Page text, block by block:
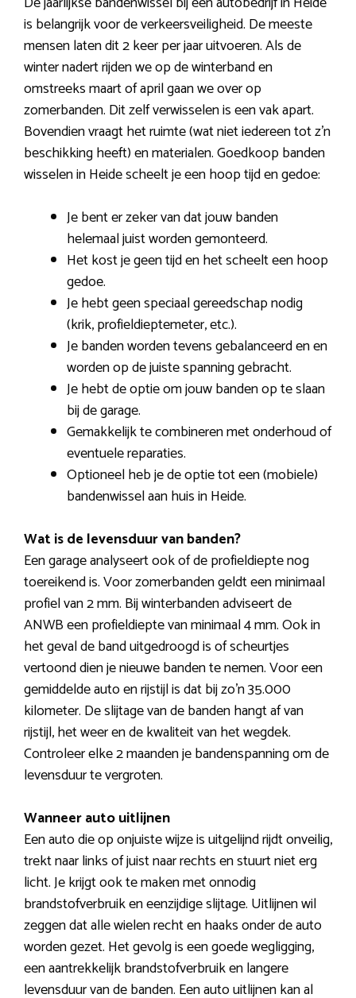
is belangrijk voor de verkeersveiligheid. De meeste
mensen laten dit 2 keer per jaar uitvoeren. Als de
winter nadert rijden we op de winterband en
omstreeks maart of april gaan we over op
zomerbanden. Dit zelf verwisselen is een vak apart.
Bovendien vraagt het ruimte (wat niet iedereen tot z’n
beschikking heeft) en materialen. Goedkoop banden
wisselen in Heide scheelt je een hoop tijd en gedoe:
Je bent er zeker van dat jouw banden
helemaal juist worden gemonteerd.
Het kost je geen tijd en het scheelt een hoop
gedoe.
Je hebt geen speciaal gereedschap nodig
(krik, profieldieptemeter, etc.).
Je banden worden tevens gebalanceerd en en
worden op de juiste spanning gebracht.
Je hebt de optie om jouw banden op te slaan
bij de garage.
Gemakkelijk te combineren met onderhoud of
eventuele reparaties.
Optioneel heb je de optie tot een (mobiele)
bandenwissel aan huis in Heide.
Wat is de levensduur van banden?
Een garage analyseert ook of de profieldiepte nog
toereikend is. Voor zomerbanden geldt een minimaal
profiel van 2 mm. Bij winterbanden adviseert de
ANWB een profieldiepte van minimaal 4 mm. Ook in
het geval de band uitgedroogd is of scheurtjes
vertoond dien je nieuwe banden te nemen. Voor een
gemiddelde auto en rijstijl is dat bij zo’n 35.000
kilometer. De slijtage van de banden hangt af van
rijstijl, het weer en de kwaliteit van het wegdek.
Controleer elke 2 maanden je bandenspanning om de
levensduur te vergroten.
Wanneer auto uitlijnen
Een auto die op onjuiste wijze is uitgelijnd rijdt onveilig,
trekt naar links of juist naar rechts en stuurt niet erg
licht. Je krijgt ook te maken met onnodig
brandstofverbruik en eenzijdige slijtage. Uitlijnen wil
zeggen dat alle wielen recht en haaks onder de auto
worden gezet. Het gevolg is een goede wegligging,
een aantrekkelijk brandstofverbruik en langere
levensduur van de banden. Een auto uitlijnen kan al